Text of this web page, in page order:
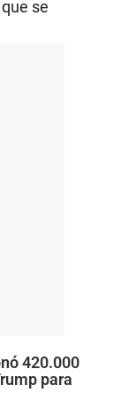
se
420.000
para